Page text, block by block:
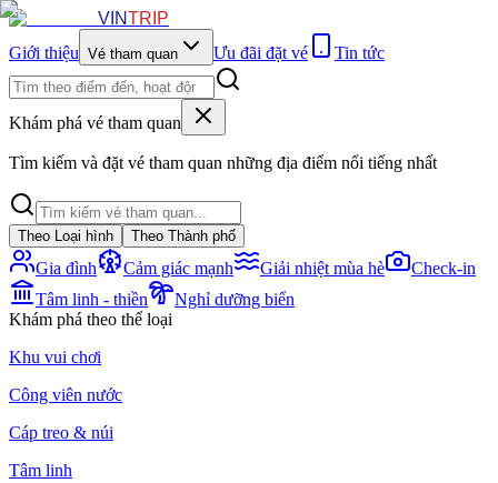
VINTRIP
Giới thiệu Vé tham quan Ưu đãi đặt vé Tin tức
Khám phá vé tham quan
Tìm kiếm và đặt vé tham quan những địa điểm nổi tiếng nhất
Theo Loại hình Theo Thành phố
Gia đình Cảm giác mạnh Giải nhiệt mùa hè
Check-in
Tâm linh - thiền
Nghỉ dưỡng biển
Khám phá theo thể loại
Khu vui chơi
Công viên nước
Cáp treo & núi
Tâm linh